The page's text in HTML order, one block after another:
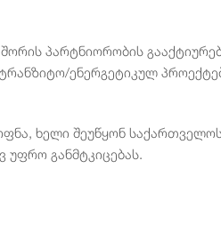
პარტნიორობის
ენერგეტიკულ
ხელი შეუწყონ
განმტკიცებას.